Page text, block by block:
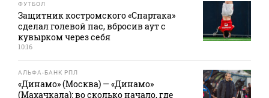
ФУТБОЛ
Защитник костромского «Спартака»
сделал голевой пас, вбросив аут с
кувырком через себя
10:16
АЛЬФА-БАНК РПЛ
«Динамо» (Москва) — «Динамо»
(Махачкала): во сколько начало, где